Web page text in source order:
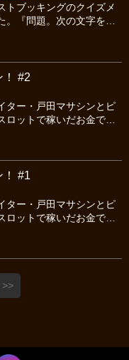
トブッキングのクイズメ
。『問題。次の文字を並
面倒くさい。
！ #2
ター・戸田マサシンとピ
ットで稼いだお金でソ
！ #1
ター・戸田マサシンとピ
ットで稼いだお金でソ
るのか？
>>